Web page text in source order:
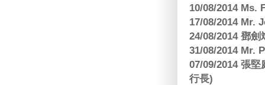
10/08/2014 Ms.
17/08/2014 Mr.
24/08/2014 鄧
31/08/2014 Mr.
07/09/2014 張
行長)